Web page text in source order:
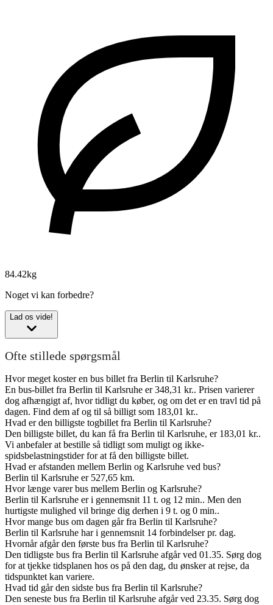
84.42kg
Noget vi kan forbedre?
Lad os vide!
Ofte stillede spørgsmål
Hvor meget koster en bus billet fra Berlin til Karlsruhe?
En bus-billet fra Berlin til Karlsruhe er 348,31 kr.. Prisen varierer
dog afhængigt af, hvor tidligt du køber, og om det er en travl tid på
dagen. Find dem af og til så billigt som 183,01 kr..
Hvad er den billigste togbillet fra Berlin til Karlsruhe?
Den billigste billet, du kan få fra Berlin til Karlsruhe, er 183,01 kr..
Vi anbefaler at bestille så tidligt som muligt og ikke-
spidsbelastningstider for at få den billigste billet.
Hvad er afstanden mellem Berlin og Karlsruhe ved bus?
Berlin til Karlsruhe er 527,65 km.
Hvor længe varer bus mellem Berlin og Karlsruhe?
Berlin til Karlsruhe er i gennemsnit 11 t. og 12 min.. Men den
hurtigste mulighed vil bringe dig derhen i 9 t. og 0 min..
Hvor mange bus om dagen går fra Berlin til Karlsruhe?
Berlin til Karlsruhe har i gennemsnit 14 forbindelser pr. dag.
Hvornår afgår den første bus fra Berlin til Karlsruhe?
Den tidligste bus fra Berlin til Karlsruhe afgår ved 01.35. Sørg dog
for at tjekke tidsplanen hos os på den dag, du ønsker at rejse, da
tidspunktet kan variere.
Hvad tid går den sidste bus fra Berlin til Karlsruhe?
Den seneste bus fra Berlin til Karlsruhe afgår ved 23.35. Sørg dog